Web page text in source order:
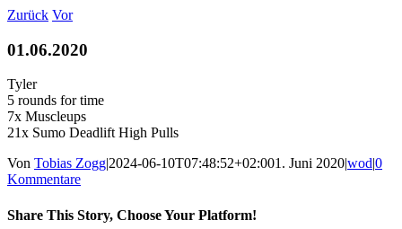
Zum
springen
Zurück Vor
01.06.2020
Tyler
5 rounds for time
7x Muscleups
21x Sumo Deadlift High Pulls
Von Tobias Zogg|2024-06-10T07:48:52+02:001. Juni 2020|wod|0
Kommentare
Share This Story, Choose Your Platform!